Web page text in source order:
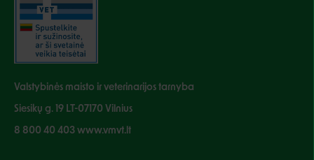
Valstybinės maisto ir veterinarijos tarnyba
Siesikų g. 19 LT-07170 Vilnius
8 800 40 403 www.vmvt.lt